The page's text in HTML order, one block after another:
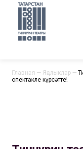
Главная — Яңалыклар —
спектакле күрсәтте!